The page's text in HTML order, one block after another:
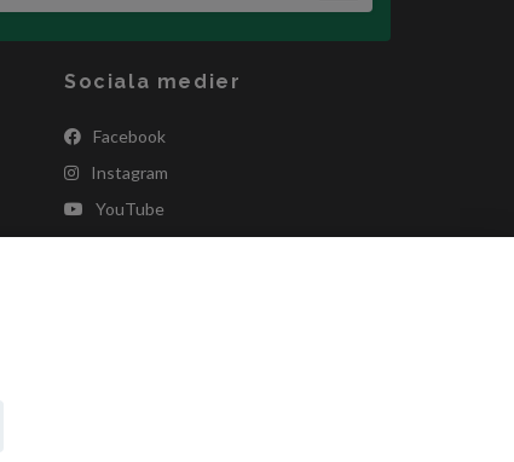
Sociala medier
Facebook
Instagram
YouTube